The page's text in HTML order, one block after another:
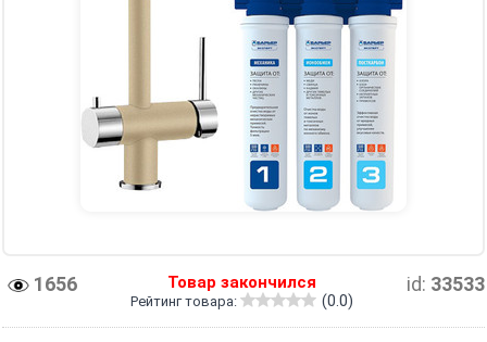
1656 id: 33533
Товар закончился
Рейтинг товара: (0.0)